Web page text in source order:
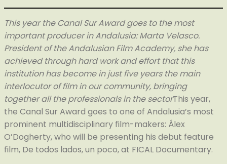
This year the Canal Sur Award goes to the most
important producer in Andalusia: Marta Velasco.
President of the Andalusian Film Academy, she has
achieved through hard work and effort that this
institution has become in just five years the main
interlocutor of film in our community, bringing
together all the professionals in the sectorThis year,
the Canal Sur Award goes to one of Andalusia’s most
prominent multidisciplinary film-makers: Álex
O’Dogherty, who will be presenting his debut feature
film, De todos lados, un poco, at FICAL Documentary.